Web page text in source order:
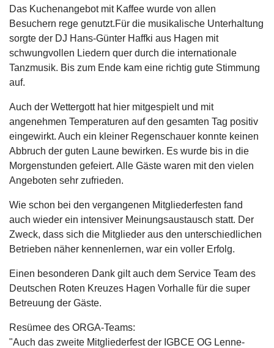
Das Kuchenangebot mit Kaffee wurde von allen
Besuchern rege genutzt.Für die musikalische Unterhaltung
sorgte der DJ Hans-Günter Haffki aus Hagen mit
schwungvollen Liedern quer durch die internationale
Tanzmusik. Bis zum Ende kam eine richtig gute Stimmung
auf.
Auch der Wettergott hat hier mitgespielt und mit
angenehmen Temperaturen auf den gesamten Tag positiv
eingewirkt. Auch ein kleiner Regenschauer konnte keinen
Abbruch der guten Laune bewirken. Es wurde bis in die
Morgenstunden gefeiert. Alle Gäste waren mit den vielen
Angeboten sehr zufrieden.
Wie schon bei den vergangenen Mitgliederfesten fand
auch wieder ein intensiver Meinungsaustausch statt. Der
Zweck, dass sich die Mitglieder aus den unterschiedlichen
Betrieben näher kennenlernen, war ein voller Erfolg.
Einen besonderen Dank gilt auch dem Service Team des
Deutschen Roten Kreuzes Hagen Vorhalle für die super
Betreuung der Gäste.
Resümee des ORGA-Teams:
"Auch das zweite Mitgliederfest der IGBCE OG Lenne-